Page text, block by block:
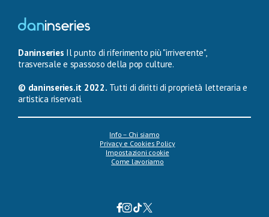
Daninseries Il punto di riferimento più "irriverente",
trasversale e spassoso della pop culture.
© daninseries.it 2022. Tutti di diritti di proprietà letteraria e
artistica riservati.
Info – Chi siamo
Privacy e Cookies Policy
Impostazioni cookie
Come lavoriamo